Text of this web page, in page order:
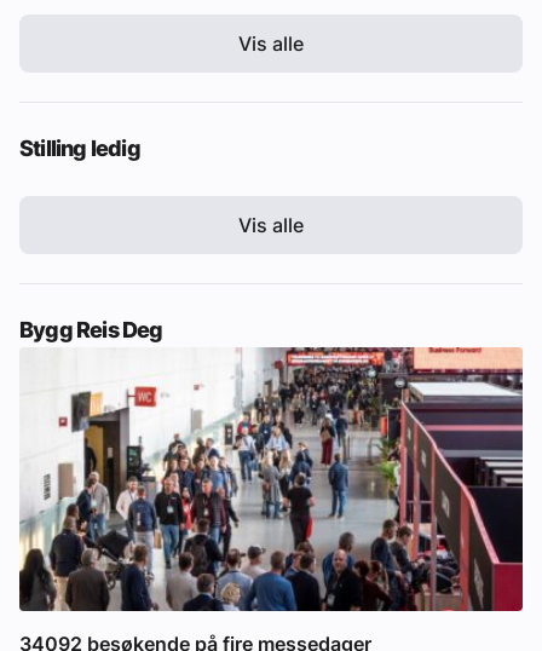
Vis alle
Stilling ledig
Vis alle
Bygg Reis Deg
34092 besøkende på fire messedager